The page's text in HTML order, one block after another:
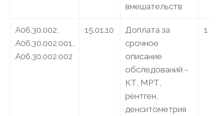
вмешательств
A06.30.002,
A06.30.002.001,
A06.30.002.002
15.01.10
Доплата за
срочное
описание
обследований -
КТ, МРТ,
рентген,
денситометрия
1